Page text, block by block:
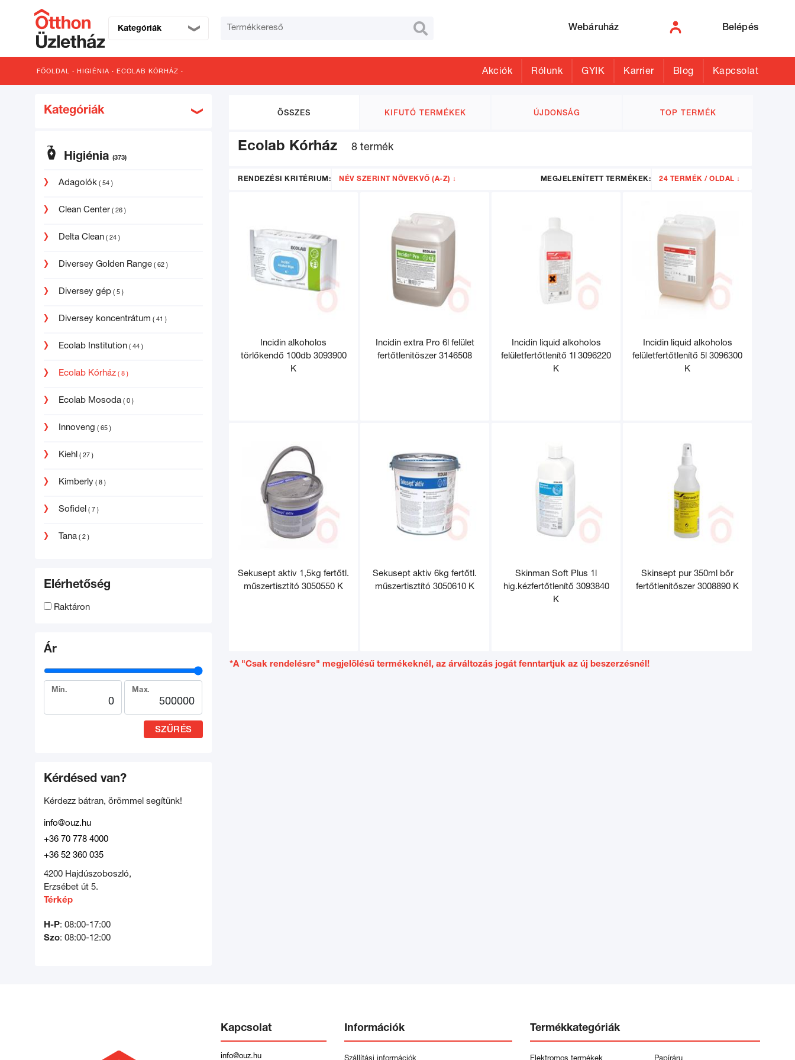
Kategóriák  Webáruház Belépés
FŐOLDAL · HIGIÉNIA · ECOLAB KÓRHÁZ · Akciók Rólunk GYIK Karrier Blog Kapcsolat
Kategóriák
Higiénia (373)
Adagolók ( 54 )
Clean Center ( 26 )
Delta Clean ( 24 )
Diversey Golden Range ( 62 )
Diversey gép ( 5 )
Diversey koncentrátum ( 41 )
Ecolab Institution ( 44 )
Ecolab Kórház ( 8 )
Ecolab Mosoda ( 0 )
Innoveng ( 65 )
Kiehl ( 27 )
Kimberly ( 8 )
Sofidel ( 7 )
Tana ( 2 )
Elérhetőség
Raktáron
Ár
Min. Max.
SZŰRÉS
Kérdésed van?
Kérdezz bátran, örömmel segítünk!
info@ouz.hu
+36 70 778 4000
+36 52 360 035
4200 Hajdúszoboszló,
Erzsébet út 5.
Térkép
H-P: 08:00-17:00
Szo: 08:00-12:00
ÖSSZES KIFUTÓ TERMÉKEK ÚJDONSÁG TOP TERMÉK
Ecolab Kórház 8 termék
RENDEZÉSI KRITÉRIUM: NÉV SZERINT NÖVEKVŐ (A-Z) ↓ MEGJELENÍTETT TERMÉKEK: 24 TERMÉK / OLDAL ↓
48
96
Incidin alkoholos
törlőkendő 100db 3093900
K
Incidin extra Pro 6l felület
fertőtlenitöszer 3146508
Incidin liquid alkoholos
felületfertőtlenítő 1l 3096220
K
Incidin liquid alkoholos
felületfertőtlenítő 5l 3096300
K
Sekusept aktiv 1,5kg fertőtl.
műszertisztító 3050550 K
Sekusept aktiv 6kg fertőtl.
műszertisztító 3050610 K
Skinman Soft Plus 1l
hig.kézfertőtlenítő 3093840
K
Skinsept pur 350ml bőr
fertőtlenítőszer 3008890 K
*A "Csak rendelésre" megjelölésű termékeknél, az árváltozás jogát fenntartjuk az új beszerzésnél!
Kapcsolat Információk Termékkategóriák
info@ouz.hu